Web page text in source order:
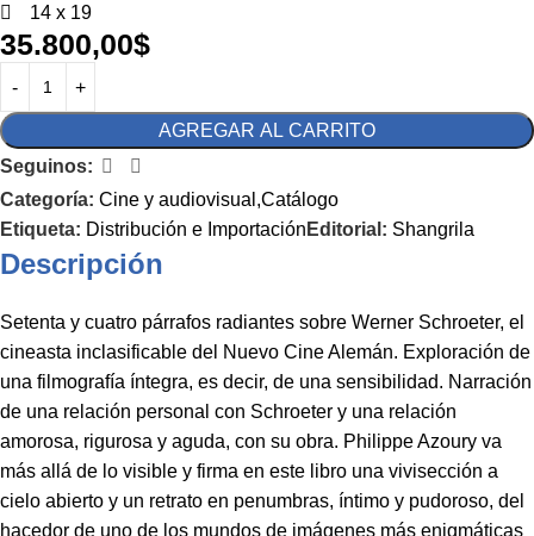
14 x 19
35.800,00$
AGREGAR AL CARRITO
Seguinos:
Categoría: Cine y audiovisual,Catálogo
Etiqueta: Distribución e Importación Editorial: Shangrila
Descripción
Setenta y cuatro párrafos radiantes sobre Werner Schroeter, el
cineasta inclasificable del Nuevo Cine Alemán. Exploración de
una filmografía íntegra, es decir, de una sensibilidad. Narración
de una relación personal con Schroeter y una relación
amorosa, rigurosa y aguda, con su obra. Philippe Azoury va
más allá de lo visible y firma en este libro una vivisección a
cielo abierto y un retrato en penumbras, íntimo y pudoroso, del
hacedor de uno de los mundos de imágenes más enigmáticas